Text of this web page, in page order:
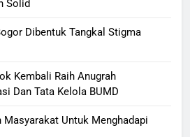
Solid
Dibentuk Tangkal Stigma
Kembali Raih Anugrah
Dan Tata Kelola BUMD
Untuk Menghadapi